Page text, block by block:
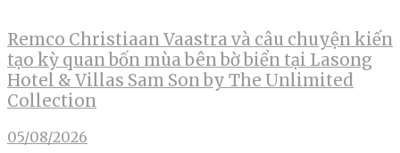
Remco Christiaan Vaastra và câu chuyện kiến
tạo kỳ quan bốn mùa bên bờ biển tại Lasong
Hotel & Villas Sam Son by The Unlimited
Collection
05/08/2026